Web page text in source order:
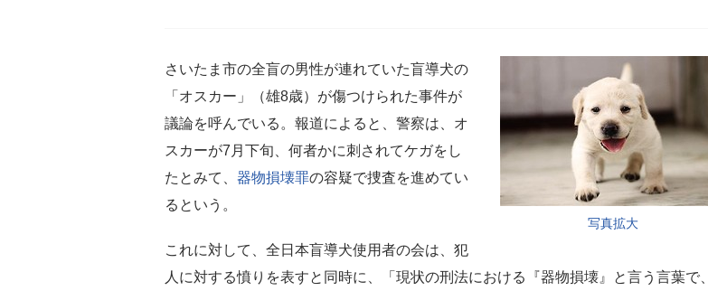
写真拡大
さいたま市の全盲の男性が連れていた盲導犬の
「オスカー」（雄8歳）が傷つけられた事件が
議論を呼んでいる。報道によると、警察は、オ
スカーが7月下旬、何者かに刺されてケガをし
たとみて、 器物損壊罪の容疑で捜査を進めてい
るという。
これに対して、全日本盲導犬使用者の会は、犯
人に対する憤りを表すと同時に、「現状の刑法における『器物損壊』と言う言葉で、